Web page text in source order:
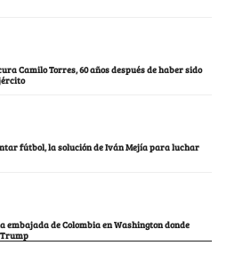
Camilo Torres, 60 años después de haber sido
fútbol, la solución de Iván Mejía para luchar
embajada de Colombia en Washington donde